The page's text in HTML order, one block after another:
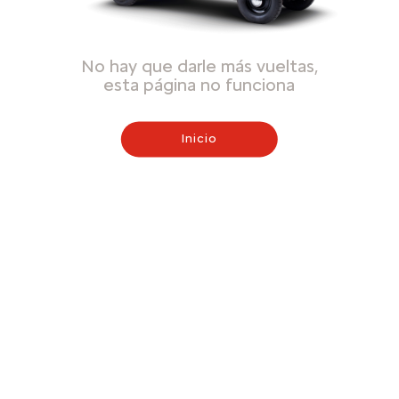
No hay que darle más vueltas,
esta página no funciona
Inicio